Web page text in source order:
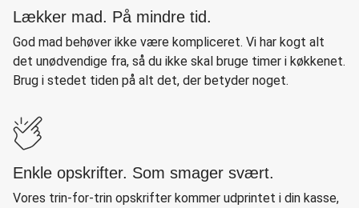
Lækker mad. På mindre tid.
God mad behøver ikke være kompliceret. Vi har kogt alt
det unødvendige fra, så du ikke skal bruge timer i køkkenet.
Brug i stedet tiden på alt det, der betyder noget.
Enkle opskrifter. Som smager svært.
Vores trin-for-trin opskrifter kommer udprintet i din kasse,